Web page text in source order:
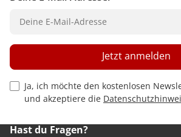
Privacy Policy Checkbox
Ja, ich möchte den kostenlosen
und akzeptiere die
Jetzt anmelden
Hast du Fragen?